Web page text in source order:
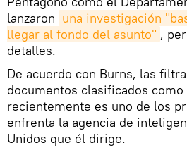
lanzaron una investigación
llegar al fondo del asunto" ,
detalles.
De acuerdo con Burns, las
documentos clasificados
recientemente es uno de los
enfrenta la agencia de
Unidos que él dirige.